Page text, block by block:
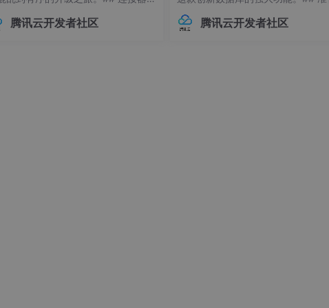
求灵活增减节点，无需复杂改造即可支撑终端接入数量、数据存储
署需求。无论是新增执法终端、扩展监控覆盖范围，还是增加调度
理的常见痛点 😫在Flink应用开发
连接器版本管理常常让开发者头疼
腾讯云开发者社区
作：环境要求与依赖项在开始搭建
环境前，请确保你的系统满足以下要
腾讯云开发者社区